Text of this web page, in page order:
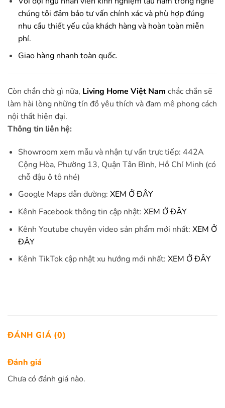
chúng tôi đảm bảo tư vấn chính xác và phù hợp đúng
nhu cầu thiết yếu của khách hàng và hoàn toàn miễn
phí.
Giao hàng nhanh toàn quốc.
Còn chần chờ gì nữa, Living Home Việt Nam chắc chắn sẽ
làm hài lòng những tín đồ yêu thích và đam mê phong cách
nội thất hiện đại.
Thông tin liên hệ:
Showroom xem mẫu và nhận tự vấn trực tiếp: 442A
Cộng Hòa, Phường 13, Quận Tân Bình, Hồ Chí Minh (có
chỗ đậu ô tô nhé)
Google Maps dẫn đường: XEM Ở ĐÂY
Kênh Facebook thông tin cập nhật: XEM Ở ĐÂY
Kênh Youtube chuyên video sản phẩm mới nhất: XEM Ở
ĐÂY
Kênh TikTok cập nhật xu hướng mới nhất: XEM Ở ĐÂY
ĐÁNH GIÁ (0)
Đánh giá
Chưa có đánh giá nào.